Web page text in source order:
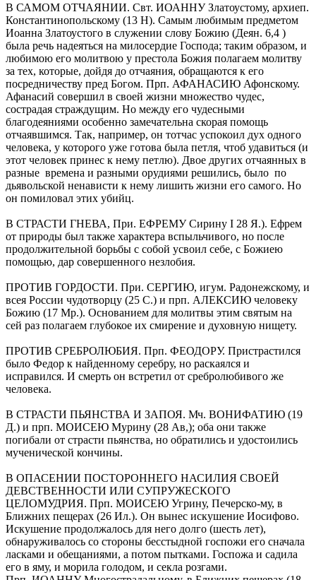
В САМОМ ОТЧАЯНИИ. Свт. ИОАННУ Златоустому, архиеп.
Констан­тинопольскому (13 Н). Самым любимым предметом
Иоанна Златоустого в служении слову Божию (Деян. 6,4 )
была речь надеяться на мило­сердие Господа; таким образом, и
любимою его молитвою у престола Божия полагаем молитву
за тех, которые, дойдя до отчаяния, обраща­ются к его
посредничеству пред Богом. Прп. АФАНАСИЮ Афонскому.
Афанасий совершил в своей жизни множество чудес,
сострадая стра­ждущим. Но между его чудесными
благодеяниями особенно замеча­тельна скорая помощь
отчаявшимся. Так, например, он тотчас успоко­ил дух одного
человека, у которого уже готова была петля, чтоб удавиться (и
этот человек принес к нему петлю). Двое других отчаянных в
разные времена и разными орудиями решились, было по
дьявольской ненависти к нему лишить жизни его самого. Но
он помиловал этих убийц.
В СТРАСТИ ГНЕВА, При. ЕФРЕМУ Сирину I 28 Я.). Ефрем
от природы был также характера вспыльчивого, но после
продолжительной борь­бы с собой усвоил себе, с Божиею
помощью, дар совершенного незло­бия.
ПРОТИВ ГОРДОСТИ. При. СЕРГИЮ, игум. Радонежскому, и
всея Рос­сии чудотворцу (25 С.) и прп. АЛЕКСИЮ человеку
Божию (17 Мр.). Осно­ванием для молитвы этим святым на
сей раз полагаем глубокое их сми­рение и духовную нищету.
ПРОТИВ СРЕБРОЛЮБИЯ. Прп. ФЕОДОРУ. Пристрастился
было Федор к найденному серебру, но раскаялся и
исправился. И смерть он встретил от сребролюбивого же
человека.
В СТРАСТИ ПЬЯНСТВА И ЗАПОЯ. Мч. ВОНИФАТИЮ (19
Д.) и прп. МО­ИСЕЮ Мурину (28 Ав,); оба они также
погибали от страсти пьянства, но обратились и удостоились
мученической кончины.
В ОПАСЕНИИ ПОСТОРОННЕГО НАСИЛИЯ СВОЕЙ
ДЕВСТВЕННОСТИ ИЛИ СУПРУЖЕСКОГО
ЦЕЛОМУДРИЯ. Прп. МОИСЕЮ Угрину, Печерско-му, в
Ближних пещерах (26 Ил.). Он вынес искушение Иосифово.
Иску­шение продолжалось для него долго (шесть лет),
обнаруживалось со стороны бесстыдной госпожи его сначала
ласками и обещаниями, а по­том пытками. Госпожа и садила
его в яму, и морила голодом, и секла розгами.